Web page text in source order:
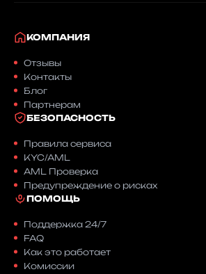
КОМПАНИЯ
Отзывы
Контакты
Блог
Партнерам
БЕЗОПАСНОСТЬ
Правила сервиса
KYC/AML
AML Проверка
Предупреждение о рисках
ПОМОЩЬ
Поддержка 24/7
FAQ
Как это работает
Комиссии